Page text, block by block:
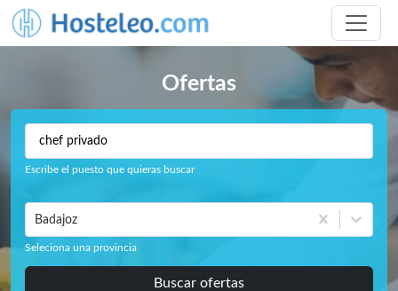
Ofertas
Escribe el puesto que quieras buscar
Badajoz
Seleciona una provincia
Buscar ofertas